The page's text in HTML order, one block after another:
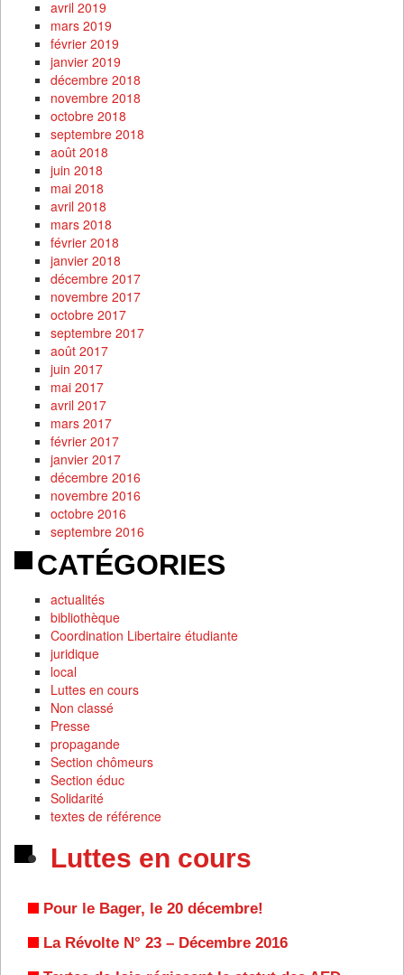
avril 2019
mars 2019
février 2019
janvier 2019
décembre 2018
novembre 2018
octobre 2018
septembre 2018
août 2018
juin 2018
mai 2018
avril 2018
mars 2018
février 2018
janvier 2018
décembre 2017
novembre 2017
octobre 2017
septembre 2017
août 2017
juin 2017
mai 2017
avril 2017
mars 2017
février 2017
janvier 2017
décembre 2016
novembre 2016
octobre 2016
septembre 2016
CATÉGORIES
actualités
bibliothèque
Coordination Libertaire étudiante
juridique
local
Luttes en cours
Non classé
Presse
propagande
Section chômeurs
Section éduc
Solidarité
textes de référence
Luttes en cours
Pour le Bager, le 20 décembre!
La Révolte N° 23 – Décembre 2016